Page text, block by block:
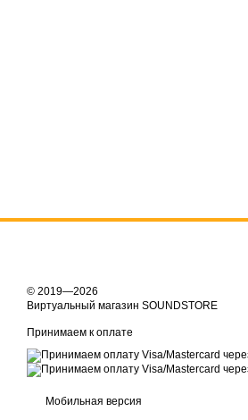
© 2019—2026
Виртуальный магазин SOUNDSTORE
Принимаем к оплате
Мобильная версия